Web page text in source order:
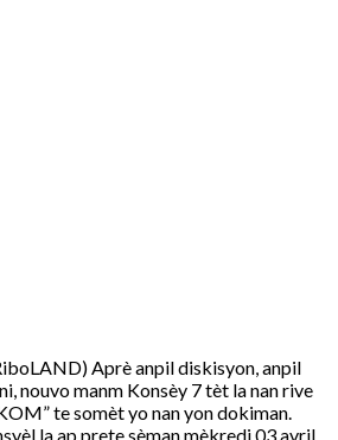
Aprè anpil diskisyon, anpil
nouvo manm Konsèy 7 tèt la nan rive
te somèt yo nan yon dokiman.
la ap prete sèman mèkredi 03 avril